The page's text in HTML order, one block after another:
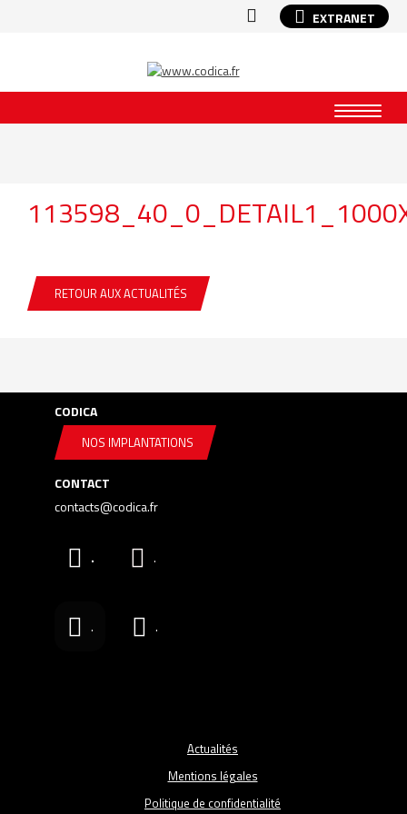
EXTRANET
RETOUR AUX ACTUALITÉS
CODICA
NOS IMPLANTATIONS
CONTACT
contacts@codica.fr
. .
. .
Actualités
Mentions légales
Politique de confidentialité